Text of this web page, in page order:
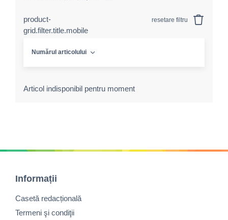
product-
grid.filter.title.mobile
resetare filtru
Numărul articolului
Articol indisponibil pentru moment
Informații
Casetă redacțională
Termeni şi condiţii